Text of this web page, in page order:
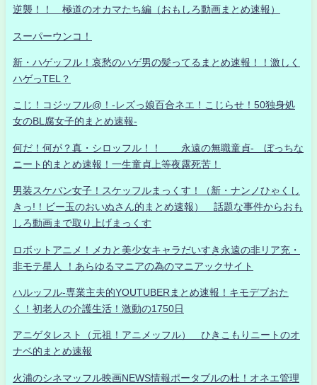
逆襲！！ 極道のオカマたち編（おもしろ動画まとめ速報）
スーパーウンコ！
新・ハゲッフル！哀愁のハゲ男の髪ってるまとめ速報！！激しく
ハゲっTEL？
こじ！コジッフル@！-レズっ娘百合ネエ！こじらせ！50独身処
女のBL腐女子的まとめ速報-
何だ！何が？真・シロッフル！！ 永遠の無職童貞- ぼっちな
ニート的まとめ速報！一生童貞上等夜露死苦！
男装スケバン女子！スケッフルまっくす！（新・ナンノひゃくし
きっ!！ビー玉のおいぬさん的まとめ速報） 話題な事件からおも
しろ動画まで取り上げまっくす
ロボットアニメ！メカと美少女キャラだいすき永遠の非リア充・
非モテ星人 ！あらゆるマニアの為のマニアックサイト
ハルッフル-専業主夫的YOUTUBERまとめ速報！キモデブおた
く！初老人の介護生活！激動の1750日
アニゲタレスト（元祖！アニメッフル） ひきこもりニートのオ
ナベ的まとめ速報
火浦のシネマッフル映画NEWS情報ポータブルの杜！オネエ管理